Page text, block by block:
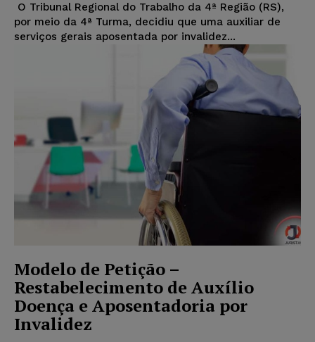
O Tribunal Regional do Trabalho da 4ª Região (RS),
por meio da 4ª Turma, decidiu que uma auxiliar de
serviços gerais aposentada por invalidez...
Modelo de Petição –
Restabelecimento de Auxílio
Doença e Aposentadoria por
Invalidez